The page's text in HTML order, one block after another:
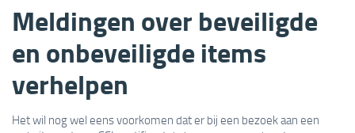
Meldingen over beveiligde
en onbeveiligde items
verhelpen
Het wil nog wel eens voorkomen dat er bij een bezoek aan een